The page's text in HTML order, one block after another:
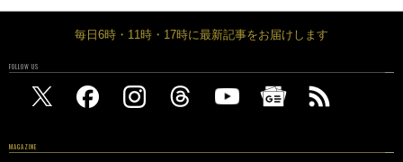
毎日6時・11時・17時に最新記事をお届けします
FOLLOW US
MAGAZINE